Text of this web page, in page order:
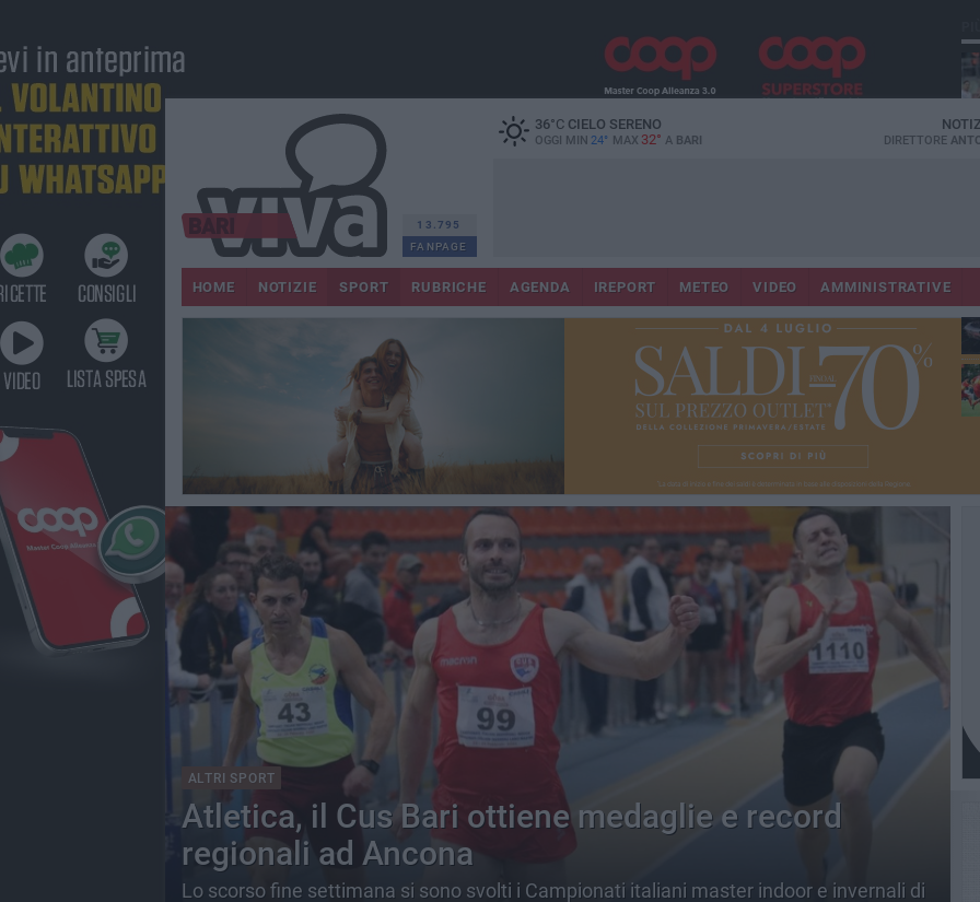
13.795
FANPAGE
36°CCIELO SERENO
OGGI MIN 24° MAX 32° A BARI DIRETTORE
HOME NOTIZIE SPORT RUBRICHE AGENDA IREPORT METEO VIDEO AMMINISTRATIVE
ALTRI SPORT
Atletica, il Cus Bari ottiene medaglie e record
regionali ad Ancona
Lo scorso fine settimana si sono svolti i Campionati italiani master indoor e invernali di